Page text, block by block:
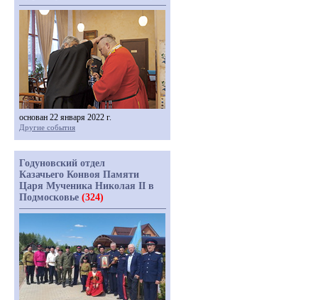
основан 22 января 2022 г.
Другие события
Годуновский отдел
Казачьего Конвоя Памяти
Царя Мученика Николая II в
Подмосковье (324)